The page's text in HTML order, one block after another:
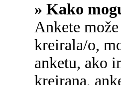
» Kako
Ankete
kreirala/o,
anketu, ako
kreirana,